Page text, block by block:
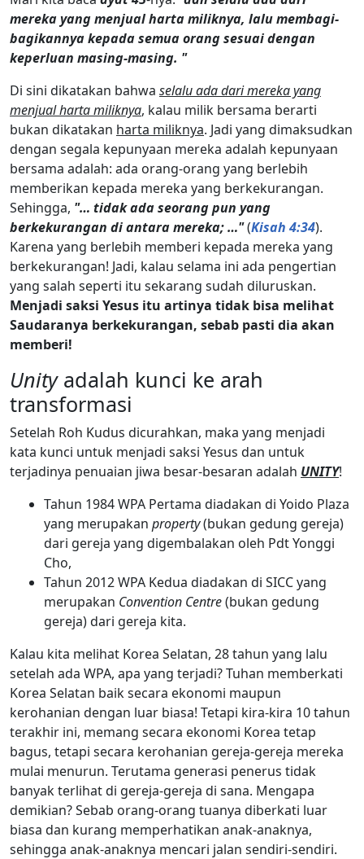
mereka yang menjual harta miliknya, lalu membagi-
bagikannya kepada semua orang sesuai dengan
keperluan masing-masing. "
Di sini dikatakan bahwa selalu ada dari mereka yang
menjual harta miliknya, kalau milik bersama berarti
bukan dikatakan harta miliknya. Jadi yang dimaksudkan
dengan segala kepunyaan mereka adalah kepunyaan
bersama adalah: ada orang-orang yang berlebih
memberikan kepada mereka yang berkekurangan.
Sehingga, "… tidak ada seorang pun yang
berkekurangan di antara mereka; …"(Kisah 4:34).
Karena yang berlebih memberi kepada mereka yang
berkekurangan! Jadi, kalau selama ini ada pengertian
yang salah seperti itu sekarang sudah diluruskan.
Menjadi saksi Yesus itu artinya tidak bisa melihat
Saudaranya berkekurangan, sebab pasti dia akan
memberi!
Unityadalah kunci ke arah
transformasi
Setelah Roh Kudus dicurahkan, maka yang menjadi
kata kunci untuk menjadi saksi Yesus dan untuk
terjadinya penuaian jiwa besar-besaran adalah UNITY!
Tahun 1984 WPA Pertama diadakan di Yoido Plaza
yang merupakan property(bukan gedung gereja)
dari gereja yang digembalakan oleh Pdt Yonggi
Cho,
Tahun 2012 WPA Kedua diadakan di SICC yang
merupakan Convention Centre(bukan gedung
gereja) dari gereja kita.
Kalau kita melihat Korea Selatan, 28 tahun yang lalu
setelah ada WPA, apa yang terjadi? Tuhan memberkati
Korea Selatan baik secara ekonomi maupun
kerohanian dengan luar biasa! Tetapi kira-kira 10 tahun
terakhir ini, memang secara ekonomi Korea tetap
bagus, tetapi secara kerohanian gereja-gereja mereka
mulai menurun. Terutama generasi penerus tidak
banyak terlihat di gereja-gereja di sana. Mengapa
demikian? Sebab orang-orang tuanya diberkati luar
biasa dan kurang memperhatikan anak-anaknya,
sehingga anak-anaknya mencari jalan sendiri-sendiri.